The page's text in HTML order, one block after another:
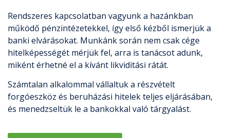
Rendszeres kapcsolatban vagyunk a hazánkban
működő pénzintézetekkel, így első kézből ismerjük a
banki elvárásokat. Munkánk során nem csak cége
hitelképességét mérjük fel, arra is tanácsot adunk,
miként érhetné el a kívánt likviditási rátát.
Számtalan alkalommal vállaltuk a részvételt
forgóeszköz és beruházási hitelek teljes eljárásában,
és menedzseltük le a bankokkal való tárgyalást.